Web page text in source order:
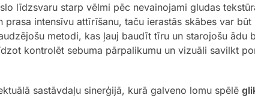
līdzsvaru starp vēlmi pēc nevainojami gludas
intensīvu attīrīšanu, taču ierastās skābes var
metodi, kas ļauj baudīt tīru un starojošu ādu
kontrolēt sebuma pārpalikumu un vizuāli savilkt
sastāvdaļu sinerģijā, kurā galveno lomu spēlē